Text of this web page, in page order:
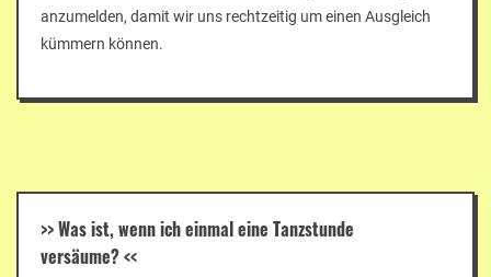
anzumelden, damit wir uns rechtzeitig um einen Ausgleich
kümmern können.
>>Was ist, wenn ich einmal eine Tanzstunde
versäume?<<